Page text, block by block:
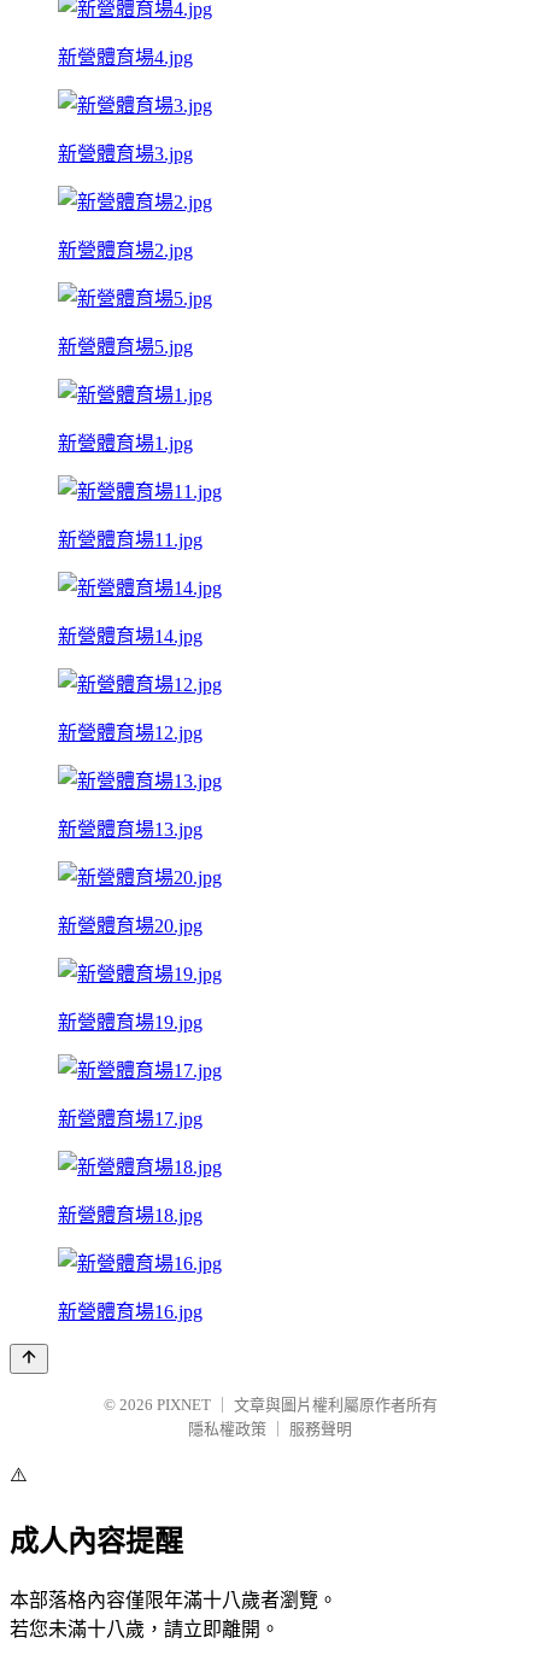
新營體育場4.jpg
新營體育場3.jpg
新營體育場2.jpg
新營體育場5.jpg
新營體育場1.jpg
新營體育場11.jpg
新營體育場14.jpg
新營體育場12.jpg
新營體育場13.jpg
新營體育場20.jpg
新營體育場19.jpg
新營體育場17.jpg
新營體育場18.jpg
新營體育場16.jpg
© 2026 PIXNET
文章與圖片權利屬原作者所有
隱私權政策
服務聲明
⚠️
成人內容提醒
本部落格內容僅限年滿十八歲者瀏覽。
若您未滿十八歲，請立即離開。